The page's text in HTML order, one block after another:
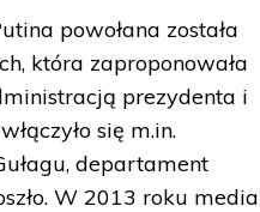
powołana została
która zaproponowała
prezydenta i
się m.in.
departament
W 2013 roku media